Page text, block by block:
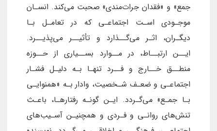
جمع» و «فقدان جرات‌مندی» صحبت می‌کند. انسـان
موجـودی اسـت اجتماعـی که در تعامـل بـا
دیگـران، اثـر می‌گــذارد و تأثیــر می‌پذیــرد.
ایــن ارتبــاط، در مــوارد بســیاری از حــوزه
منطــق خــارج و فــرد تنهـا بـه دلیـل فشـار
اجتماعـی و ضعـف شـخصیت، وادار بـه «همنوایـی
بـا جمـع» می‌گـردد. ایـن گونـه رفتارهـا، باعـث
تنش‌های روانـی و فـردی و همچنیـن آسـیب‌های